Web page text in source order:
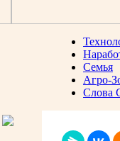
Семья
Агро-